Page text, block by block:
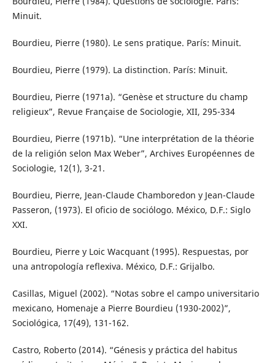
Minuit.
Bourdieu, Pierre (1980). Le sens pratique. París: Minuit.
Bourdieu, Pierre (1979). La distinction. París: Minuit.
Bourdieu, Pierre (1971a). “Genèse et structure du champ
religieux”, Revue Française de Sociologie, XII, 295-334
Bourdieu, Pierre (1971b). “Une interprétation de la théorie
de la religión selon Max Weber”, Archives Européennes de
Sociologie, 12(1), 3-21.
Bourdieu, Pierre, Jean-Claude Chamboredon y Jean-Claude
Passeron, (1973). El oficio de sociólogo. México, D.F.: Siglo
XXI.
Bourdieu, Pierre y Loic Wacquant (1995). Respuestas, por
una antropología reflexiva. México, D.F.: Grijalbo.
Casillas, Miguel (2002). “Notas sobre el campo universitario
mexicano, Homenaje a Pierre Bourdieu (1930-2002)”,
Sociológica, 17(49), 131-162.
Castro, Roberto (2014). “Génesis y práctica del habitus